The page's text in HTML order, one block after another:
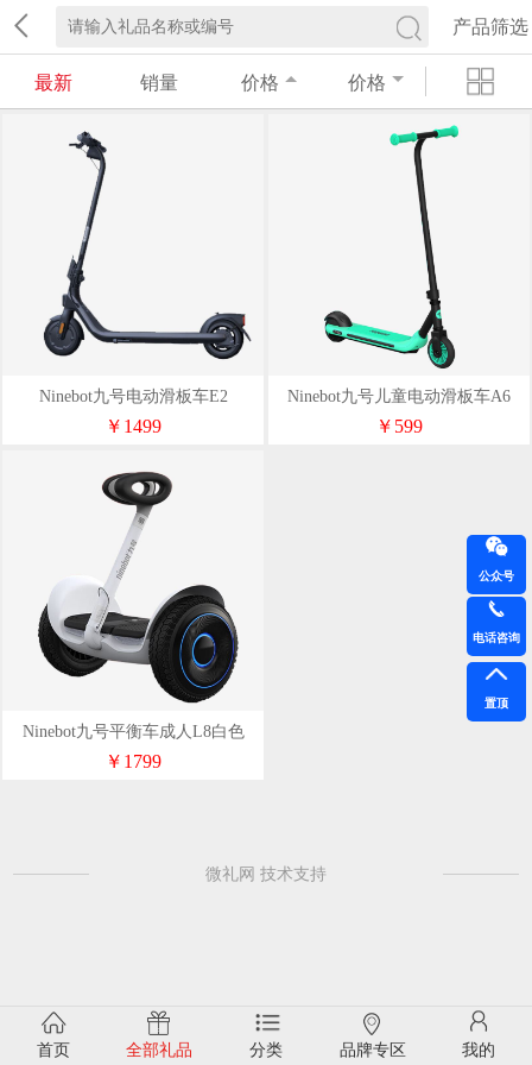
产品筛选
最新 销量 价格 价格
Ninebot九号电动滑板车E2
￥1499
Ninebot九号儿童电动滑板车A6
￥599
Ninebot九号平衡车成人L8白色
￥1799
微礼网 技术支持
首页 全部礼品 分类 品牌专区 我的
公众号
电话咨询
置顶